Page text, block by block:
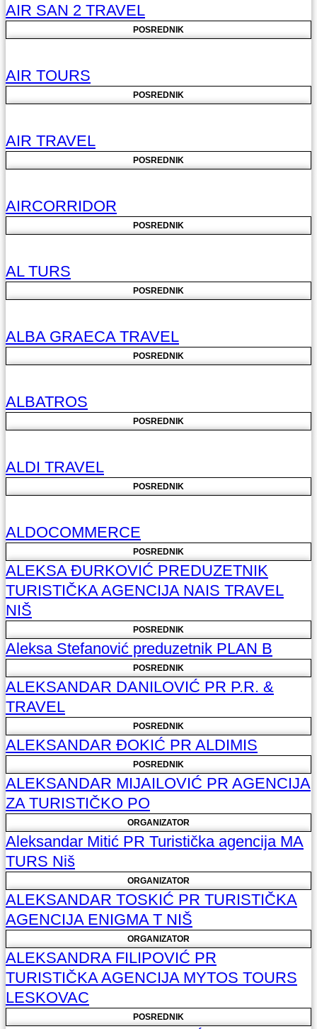
AIR SAN 2 TRAVEL
POSREDNIK
AIR TOURS
POSREDNIK
AIR TRAVEL
POSREDNIK
AIRCORRIDOR
POSREDNIK
AL TURS
POSREDNIK
ALBA GRAECA TRAVEL
POSREDNIK
ALBATROS
POSREDNIK
ALDI TRAVEL
POSREDNIK
ALDOCOMMERCE
POSREDNIK
ALEKSA ĐURKOVIĆ PREDUZETNIK
TURISTIČKA AGENCIJA NAIS TRAVEL
NIŠ
POSREDNIK
Aleksa Stefanović preduzetnik PLAN B
POSREDNIK
ALEKSANDAR DANILOVIĆ PR P.R. &
TRAVEL
POSREDNIK
ALEKSANDAR ĐOKIĆ PR ALDIMIS
POSREDNIK
ALEKSANDAR MIJAILOVIĆ PR AGENCIJA
ZA TURISTIČKO PO
ORGANIZATOR
Aleksandar Mitić PR Turistička agencija MA
TURS Niš
ORGANIZATOR
ALEKSANDAR TOSKIĆ PR TURISTIČKA
AGENCIJA ENIGMA T NIŠ
ORGANIZATOR
ALEKSANDRA FILIPOVIĆ PR
TURISTIČKA AGENCIJA MYTOS TOURS
LESKOVAC
POSREDNIK